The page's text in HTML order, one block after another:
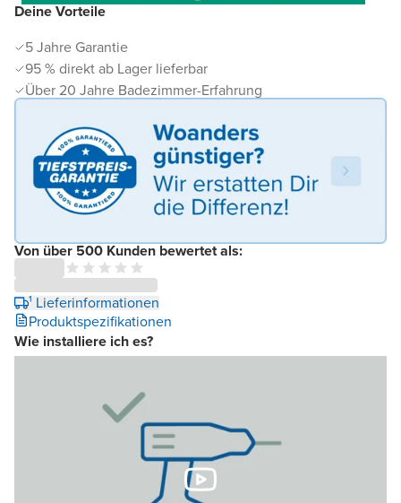
Deine Vorteile
5 Jahre Garantie
95 % direkt ab Lager lieferbar
Über 20 Jahre Badezimmer-Erfahrung
Von über 500 Kunden bewertet als:
¹ Lieferinformationen
Produktspezifikationen
Wie installiere ich es?